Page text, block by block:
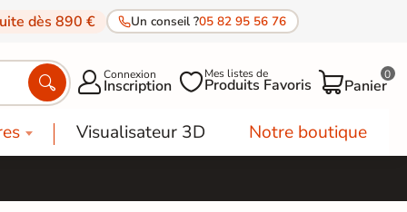
dès 890 € Un conseil ?05 82 95 56 76
 Connexion
Inscription Mes listes de
Produits Favoris Panier
0
Visualisateur 3D Notre boutique